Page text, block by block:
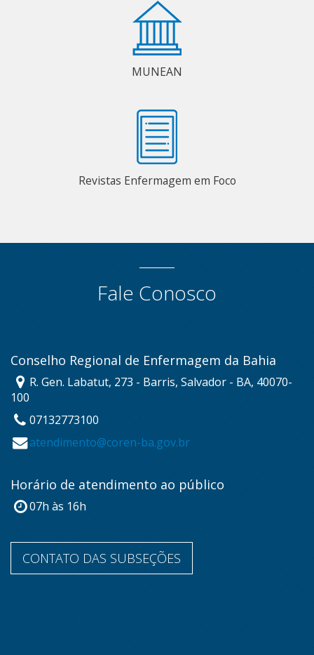
MUNEAN
Revistas Enfermagem em Foco
Fale Conosco
Conselho Regional de Enfermagem da Bahia
R. Gen. Labatut, 273 - Barris, Salvador - BA, 40070-
100
07132773100
atendimento@coren-ba.gov.br
Horário de atendimento ao público
07h às 16h
CONTATO DAS SUBSEÇÕES